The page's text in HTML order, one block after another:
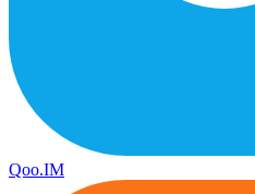
Qoo.IM